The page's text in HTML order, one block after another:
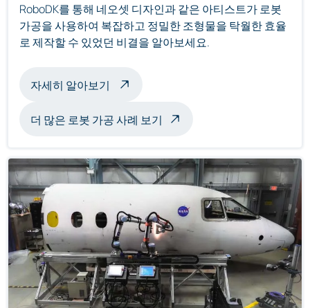
RoboDK를 통해 네오셋 디자인과 같은 아티스트가 로봇
가공을 사용하여 복잡하고 정밀한 조형물을 탁월한 효율
로 제작할 수 있었던 비결을 알아보세요.
자세히 알아보기 로봇 가공 조각품 정보
더 많은 로봇 가공 사례 보기